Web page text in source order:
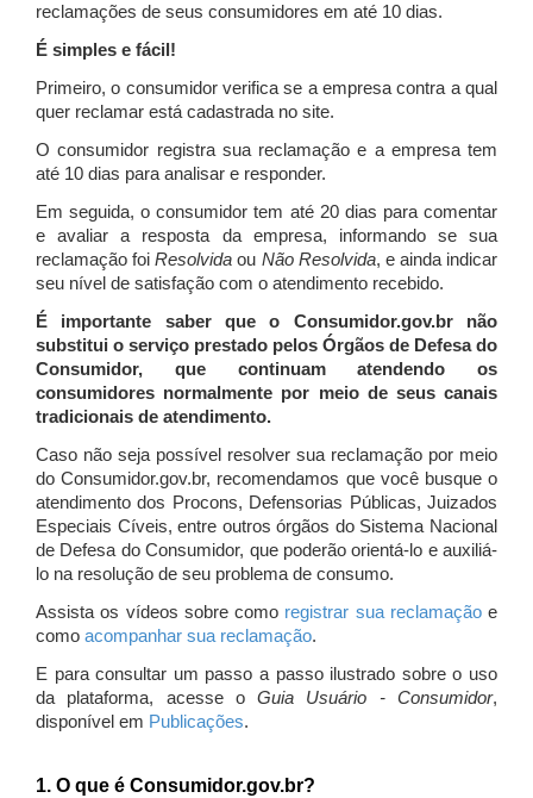
reclamações de seus consumidores em até 10 dias.
É simples e fácil!
Primeiro, o consumidor verifica se a empresa contra a qual
quer reclamar está cadastrada no site.
O consumidor registra sua reclamação e a empresa tem
até 10 dias para analisar e responder.
Em seguida, o consumidor tem até 20 dias para comentar
e avaliar a resposta da empresa, informando se sua
reclamação foiResolvida ou Não Resolvida, e ainda indicar
seu nível de satisfação com o atendimento recebido.
É importante saber que o Consumidor.gov.br não
substitui o serviço prestado pelos Órgãos de Defesa do
Consumidor, que continuam atendendo os
consumidores normalmente por meio de seus canais
tradicionais de atendimento.
Caso não seja possível resolver sua reclamação por meio
do Consumidor.gov.br, recomendamos que você busque o
atendimento dos Procons, Defensorias Públicas, Juizados
Especiais Cíveis, entre outros órgãos do Sistema Nacional
de Defesa do Consumidor, que poderão orientá-lo e auxiliá-
lo na resolução de seu problema de consumo.
Assista os vídeos sobre como registrar sua reclamaçãoe
como acompanhar sua reclamação.
E para consultar um passo a passo ilustrado sobre o uso
da plataforma, acesse oGuia Usuário - Consumidor,
disponível em Publicações.
1. O que é Consumidor.gov.br?